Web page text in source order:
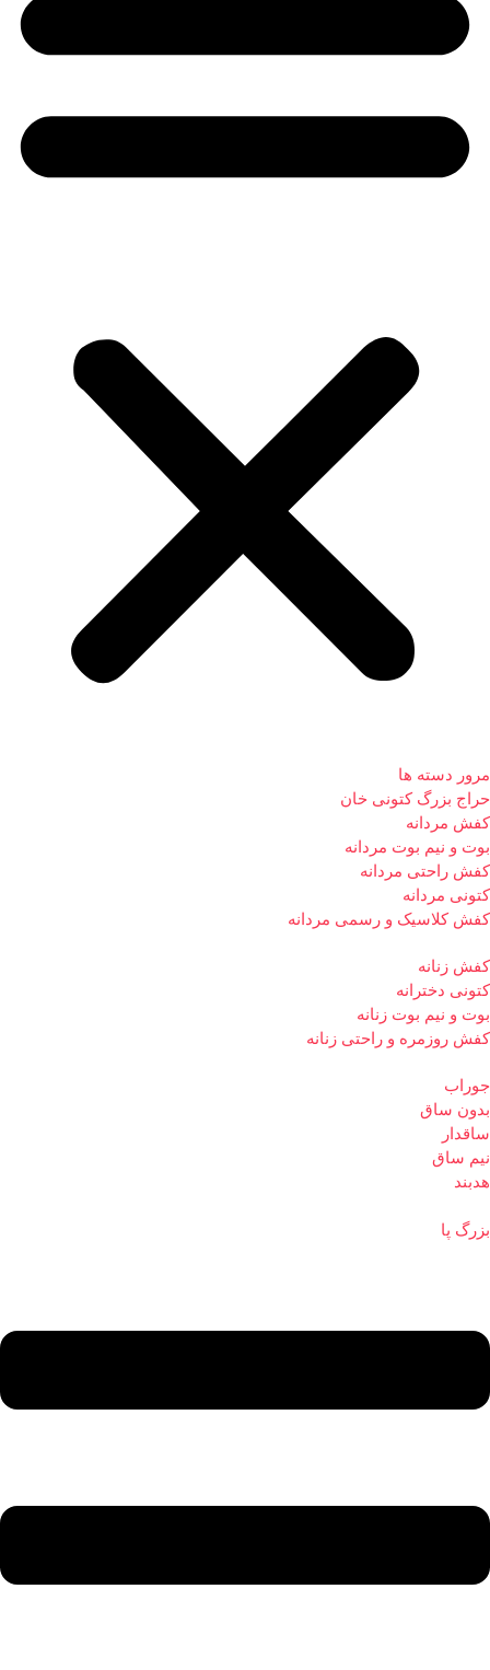
مرور دسته ها
حراج بزرگ کتونی خان
کفش مردانه
بوت و نیم بوت مردانه
کفش راحتی مردانه
کتونی مردانه
کفش کلاسیک و رسمی مردانه
کفش زنانه
کتونی دخترانه
بوت و نیم بوت زنانه
کفش روزمره و راحتی زنانه
جوراب
بدون ساق
ساقدار
نیم ساق
هدبند
بزرگ پا